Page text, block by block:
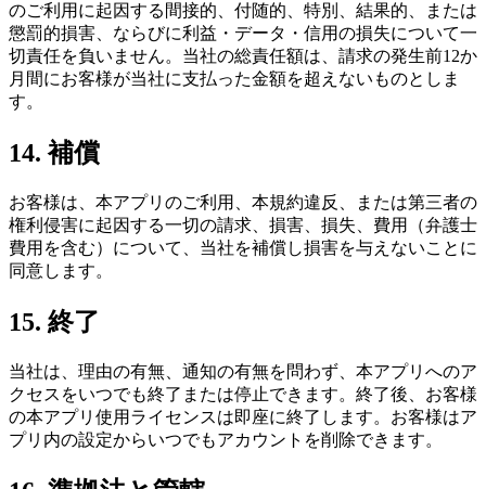
のご利用に起因する間接的、付随的、特別、結果的、または
懲罰的損害、ならびに利益・データ・信用の損失について一
切責任を負いません。当社の総責任額は、請求の発生前12か
月間にお客様が当社に支払った金額を超えないものとしま
す。
14. 補償
お客様は、本アプリのご利用、本規約違反、または第三者の
権利侵害に起因する一切の請求、損害、損失、費用（弁護士
費用を含む）について、当社を補償し損害を与えないことに
同意します。
15. 終了
当社は、理由の有無、通知の有無を問わず、本アプリへのア
クセスをいつでも終了または停止できます。終了後、お客様
の本アプリ使用ライセンスは即座に終了します。お客様はア
プリ内の設定からいつでもアカウントを削除できます。